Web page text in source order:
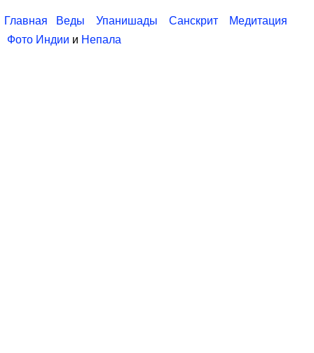
Главная Веды Упанишады Санскрит
Медитация
Фото Индии и Непала